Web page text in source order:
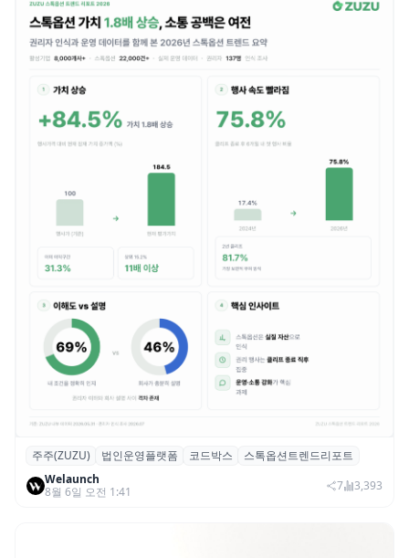
스톡옵션 취소율 2년 만에 18.2%→31.3%…
권리 발생 즉시 행사 비중도 급증
주주(ZUZU) 법인운영플랫폼 코드박스
스톡옵션트렌드리포트
Welaunch
8월 6일 오전 1:41
7 3,393